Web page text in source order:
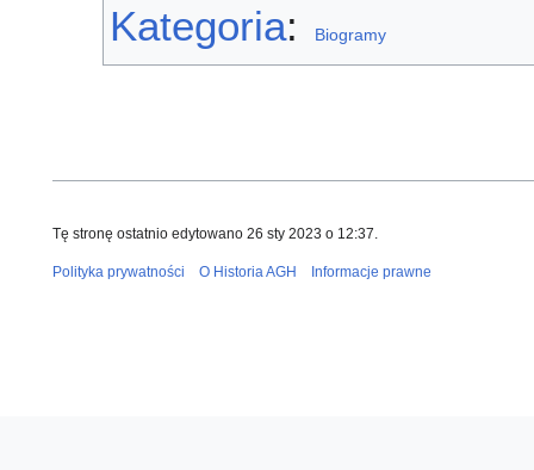
Kategoria: Biogramy
Tę stronę ostatnio edytowano 26 sty 2023 o 12:37.
Polityka prywatności O Historia AGH Informacje prawne